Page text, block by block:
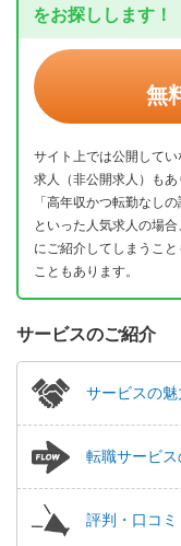
をお探しします！
無
サイト上では公開してい
求人（非公開求人）もあ
「高年収かつ転勤なし
といった人気求人の場
にご紹介してしまうこ
こともあります。
サービスのご紹介
サービスの魅
転職サービ
評判・口コミ